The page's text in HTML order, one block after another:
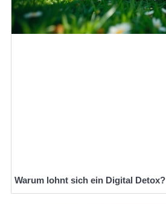
Warum lohnt sich ein Digital Detox?